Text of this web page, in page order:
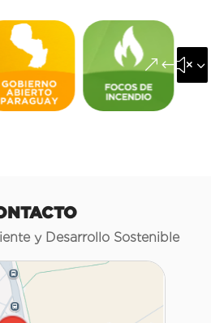
y Desarrollo Sostenible